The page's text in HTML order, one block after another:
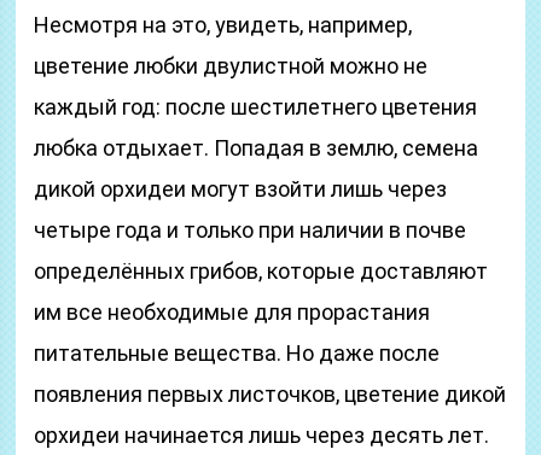
Несмотря на это, увидеть, например,
цветение любки двулистной можно не
каждый год: после шестилетнего цветения
любка отдыхает. Попадая в землю, семена
дикой орхидеи могут взойти лишь через
четыре года и только при наличии в почве
определённых грибов, которые доставляют
им все необходимые для прорастания
питательные вещества. Но даже после
появления первых листочков, цветение дикой
орхидеи начинается лишь через десять лет.